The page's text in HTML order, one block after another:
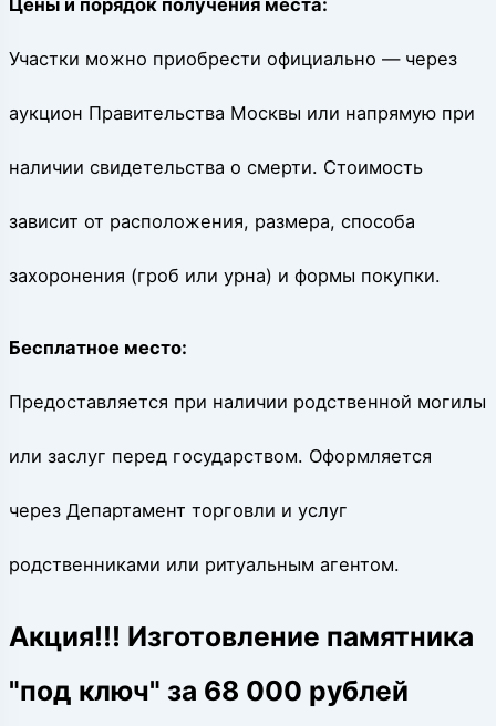
Участки можно приобрести официально — через
аукцион Правительства Москвы или напрямую при
наличии свидетельства о смерти. Стоимость
зависит от расположения, размера, способа
захоронения (гроб или урна) и формы покупки.
Бесплатное место:
Предоставляется при наличии родственной могилы
или заслуг перед государством. Оформляется
через Департамент торговли и услуг
родственниками или ритуальным агентом.
Акция!!! Изготовление памятника
"под ключ" за 68 000 рублей